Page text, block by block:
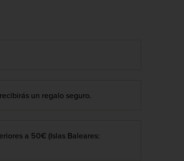
un regalo seguro.
a 50€ (Islas Baleares: